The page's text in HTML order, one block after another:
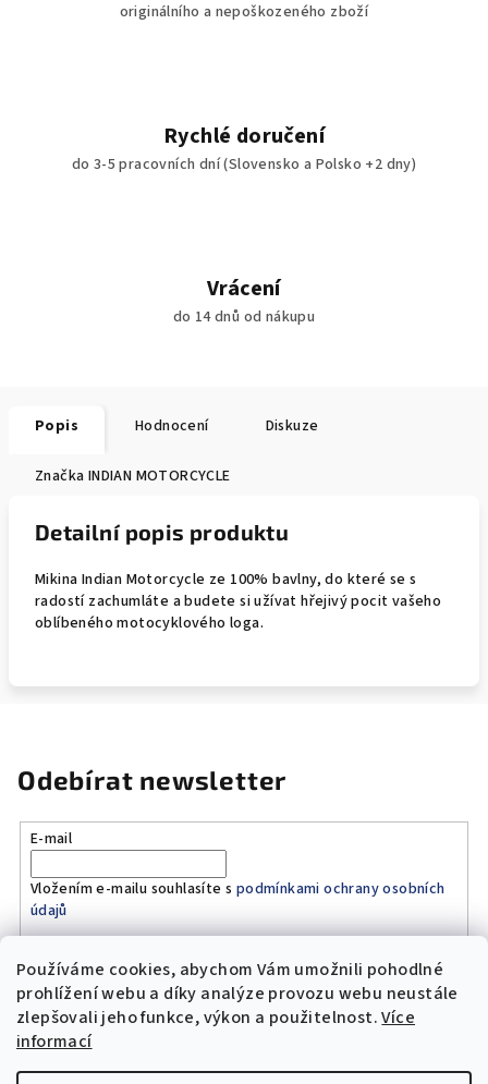
Používáme cookies, abychom Vám umožnili pohodlné
prohlížení webu a díky analýze provozu webu neustále
zlepšovali jeho funkce, výkon a použitelnost.Více
informací
originálního a nepoškozeného zboží
Rychlé doručení
do 3-5 pracovních dní (Slovensko a Polsko +2 dny)
Vrácení
do 14 dnů od nákupu
Popis Hodnocení Diskuze
Značka INDIAN MOTORCYCLE
Detailní popis produktu
Mikina Indian Motorcycle ze 100% bavlny, do které se s
radostí zachumláte a budete si užívat hřejivý pocit vašeho
oblíbeného motocyklového loga.
Odebírat newsletter
E-mail
Vložením e-mailu souhlasíte s podmínkami ochrany osobních
údajů
Přihlásit se
Copyright 2026Original Moto Shop. Všechna práva